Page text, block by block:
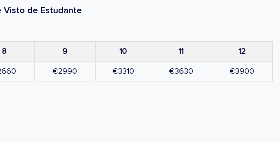
Visto de Estudante
8 9 10 11 12
€2990 €3310 €3630 €3900